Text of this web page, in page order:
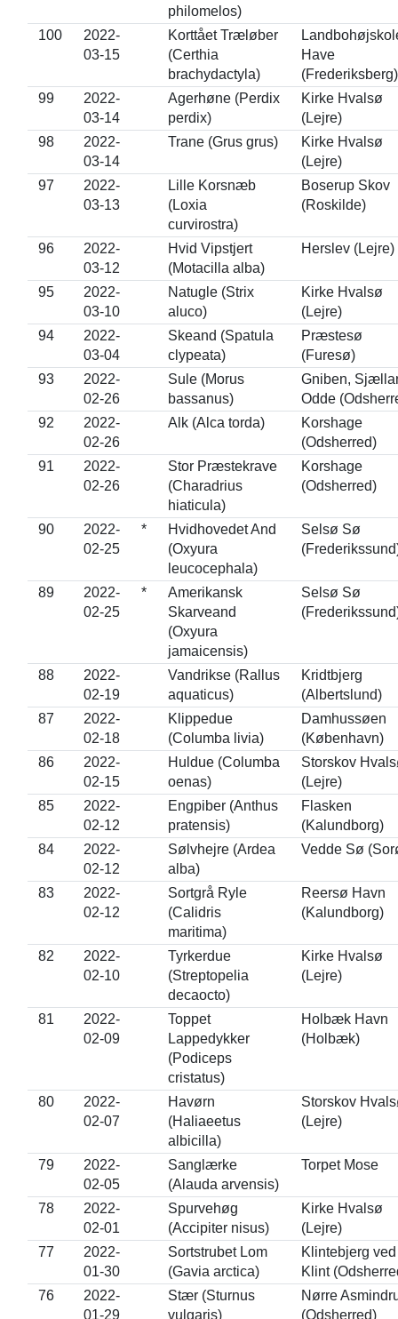
philomelos)
100
2022-
03-15
Korttået Træløber
(Certhia
brachydactyla)
Have
(Frederiksberg)
99
2022-
03-14
Agerhøne (Perdix
perdix)
Kirke Hvalsø
(Lejre)
98
2022-
03-14
Trane (Grus grus)
Kirke Hvalsø
(Lejre)
97
2022-
03-13
Lille Korsnæb
(Loxia
curvirostra)
Boserup Skov
(Roskilde)
96
2022-
03-12
Hvid Vipstjert
(Motacilla alba)
Herslev (Lejre)
95
2022-
03-10
Natugle (Strix
aluco)
Kirke Hvalsø
(Lejre)
94
2022-
03-04
Skeand (Spatula
clypeata)
Præstesø
(Furesø)
93
2022-
02-26
Sule (Morus
bassanus)
Gniben,
Odde
92
2022-
02-26
Alk (Alca torda)
Korshage
(Odsherred)
91
2022-
02-26
Stor Præstekrave
(Charadrius
hiaticula)
Korshage
(Odsherred)
90
2022-
02-25
*
Hvidhovedet And
(Oxyura
leucocephala)
Selsø Sø
89
2022-
02-25
*
Amerikansk
Skarveand
(Oxyura
jamaicensis)
Selsø Sø
88
2022-
02-19
Vandrikse (Rallus
aquaticus)
Kridtbjerg
(Albertslund)
87
2022-
02-18
Klippedue
(Columba livia)
Damhussøen
(København)
86
2022-
02-15
Huldue (Columba
oenas)
Storskov
(Lejre)
85
2022-
02-12
Engpiber (Anthus
pratensis)
Flasken
(Kalundborg)
84
2022-
02-12
Sølvhejre (Ardea
alba)
Vedde Sø
83
2022-
02-12
Sortgrå Ryle
(Calidris
maritima)
Reersø Havn
(Kalundborg)
82
2022-
02-10
Tyrkerdue
(Streptopelia
decaocto)
Kirke Hvalsø
(Lejre)
81
2022-
02-09
Toppet
Lappedykker
(Podiceps
cristatus)
Holbæk Havn
(Holbæk)
80
2022-
02-07
Havørn
(Haliaeetus
albicilla)
Storskov
(Lejre)
79
2022-
02-05
Sanglærke
(Alauda arvensis)
Torpet Mose
78
2022-
02-01
Spurvehøg
(Accipiter nisus)
Kirke Hvalsø
(Lejre)
77
2022-
01-30
Sortstrubet Lom
(Gavia arctica)
Klintebjerg ved
Klint
76
2022-
01-29
Stær (Sturnus
vulgaris)
Nørre
(Odsherred)